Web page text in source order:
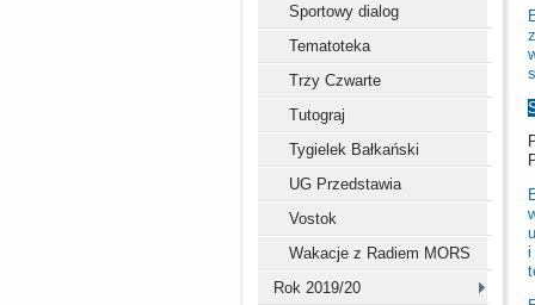
Sportowy dialog
Tematoteka
Trzy Czwarte
Tutograj
Tygielek Bałkański
UG Przedstawia
Vostok
Wakacje z Radiem MORS
Rok 2019/20
i